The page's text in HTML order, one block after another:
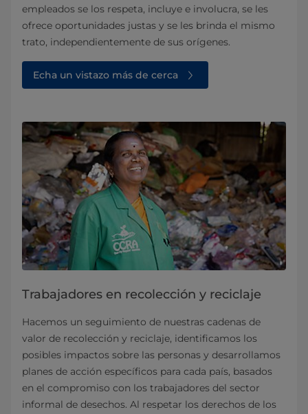
empleados se los respeta, incluye e involucra, se les
ofrece oportunidades justas y se les brinda el mismo
trato, independientemente de sus orígenes.
Echa un vistazo más de cerca
Trabajadores en recolección y reciclaje
Hacemos un seguimiento de nuestras cadenas de
valor de recolección y reciclaje, identificamos los
posibles impactos sobre las personas y desarrollamos
planes de acción específicos para cada país, basados
en el compromiso con los trabajadores del sector
informal de desechos. Al respetar los derechos de los